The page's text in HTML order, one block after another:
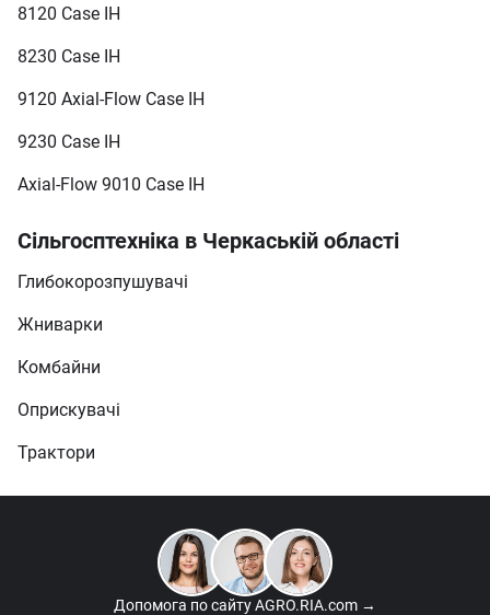
8120 Case IH
8230 Case IH
9120 Axial-Flow Case IH
9230 Case IH
Axial-Flow 9010 Case IH
Сільгосптехніка в Черкаській області
Глибокорозпушувачі
Жниварки
Комбайни
Оприскувачі
Трактори
Допомога по сайтуAGRO.RIA.com →